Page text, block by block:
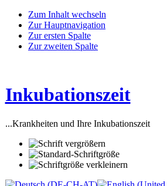
Zum Inhalt wechseln
Zur Hauptnavigation
Zur ersten Spalte
Zur zweiten Spalte
Inkubationszeit
...Krankheiten und Ihre Inkubationszeit